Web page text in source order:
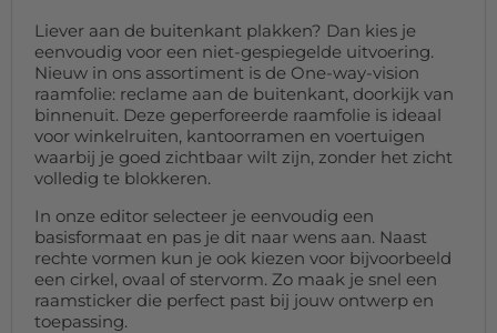
Liever aan de buitenkant plakken? Dan kies je
eenvoudig voor een niet-gespiegelde uitvoering.
Nieuw in ons assortiment is de One-way-vision
raamfolie: reclame aan de buitenkant, doorkijk van
binnenuit. Deze geperforeerde raamfolie is ideaal
voor winkelruiten, kantoorramen en voertuigen
waarbij je goed zichtbaar wilt zijn, zonder het zicht
volledig te blokkeren.
In onze editor selecteer je eenvoudig een
basisformaat en pas je dit naar wens aan. Naast
rechte vormen kun je ook kiezen voor bijvoorbeeld
een cirkel, ovaal of stervorm. Zo maak je snel een
raamsticker die perfect past bij jouw ontwerp en
toepassing.